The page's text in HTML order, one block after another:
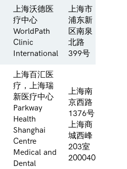
上海沃德医
疗中心
WorldPath
Clinic
International
上海市
浦东新
区南泉
北路
399号
上海百汇医
疗，上海瑞
新医疗中心
Parkway
Health
Shanghai
Centre
Medical and
Dental
上海南
京西路
1376号
上海商
城西峰
203室
200040